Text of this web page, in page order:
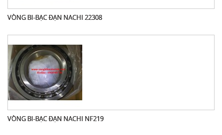
VÒNG BI-BẠC ĐẠN NACHI 22308
VÒNG BI-BẠC ĐẠN NACHI NF219